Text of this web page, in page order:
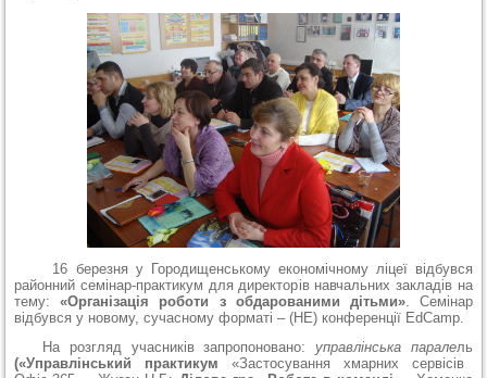
16 березня у Городищенському економічному ліцеї відбувся
районний семінар-практикум для директорів навчальних закладів на
тему:«Організація роботи з обдарованими дітьми». Семінар
відбувся у новому, сучасному форматі – (НЕ) конференції EdCamp.
На розгляд учасників запропоновано: управлінська паралель
(«Управлінський практикум «Застосування хмарних сервісів